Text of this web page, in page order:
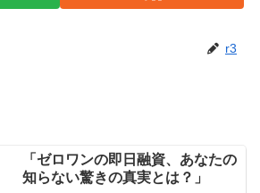
r3
「ゼロワンの即日融資、あなたの
知らない驚きの真実とは？」